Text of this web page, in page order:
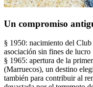
Un compromiso
§ 1950: nacimiento del
asociación sin fines de lucro
§ 1965: apertura de la
(Marruecos), un destino
también para contribuir al